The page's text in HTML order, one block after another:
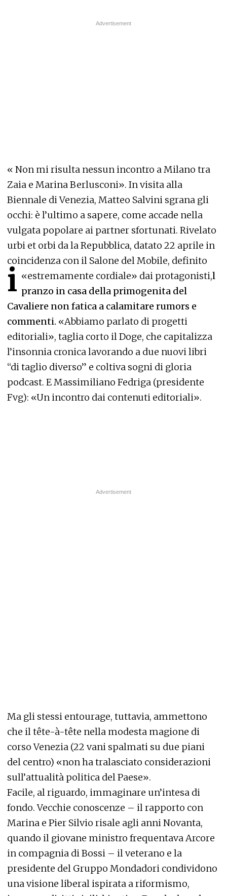
« Non mi risulta nessun incontro a Milano tra
Zaia e Marina Berlusconi». In visita alla
Biennale di Venezia, Matteo Salvini sgrana gli
occhi: è l’ultimo a sapere, come accade nella
vulgata popolare ai partner sfortunati. Rivelato
urbi et orbi da la Repubblica, datato 22 aprile in
coincidenza con il Salone del Mobile, definito
«estremamente cordiale» dai protagonisti,
i
l
pranzo in casa della primogenita del
Cavaliere non fatica a calamitare rumors e
commenti. «Abbiamo parlato di progetti
editoriali», taglia corto il Doge, che capitalizza
l’insonnia cronica lavorando a due nuovi libri
“di taglio diverso” e coltiva sogni di gloria
podcast. E Massimiliano Fedriga (presidente
Fvg): «Un incontro dai contenuti editoriali».
Ma gli stessi entourage, tuttavia, ammettono
che il tête-à-tête nella modesta magione di
corso Venezia (22 vani spalmati su due piani
del centro) «non ha tralasciato considerazioni
sull’attualità politica del Paese».
Facile, al riguardo, immaginare un’intesa di
fondo. Vecchie conoscenze – il rapporto con
Marina e Pier Silvio risale agli anni Novanta,
quando il giovane ministro frequentava Arcore
in compagnia di Bossi – il veterano e la
presidente del Gruppo Mondadori condividono
una visione liberal ispirata a riformismo,